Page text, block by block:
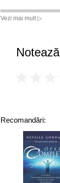
Vezi mai mult ▷
Notează
Recomandări: